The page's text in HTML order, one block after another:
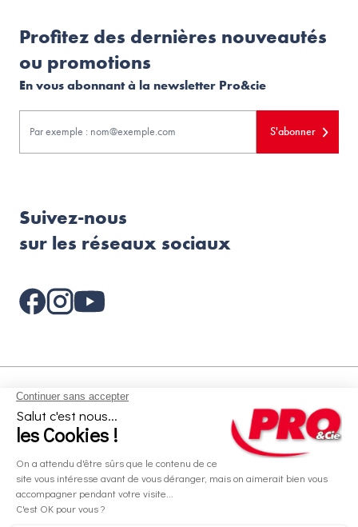
Profitez des dernières nouveautés
ou promotions
En vous abonnant à la newsletter Pro&cie
S'abonner
Suivez-nous
sur les réseaux sociaux
Aides et informations
Services
Informations légales